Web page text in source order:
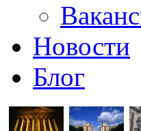
Новости
Блог